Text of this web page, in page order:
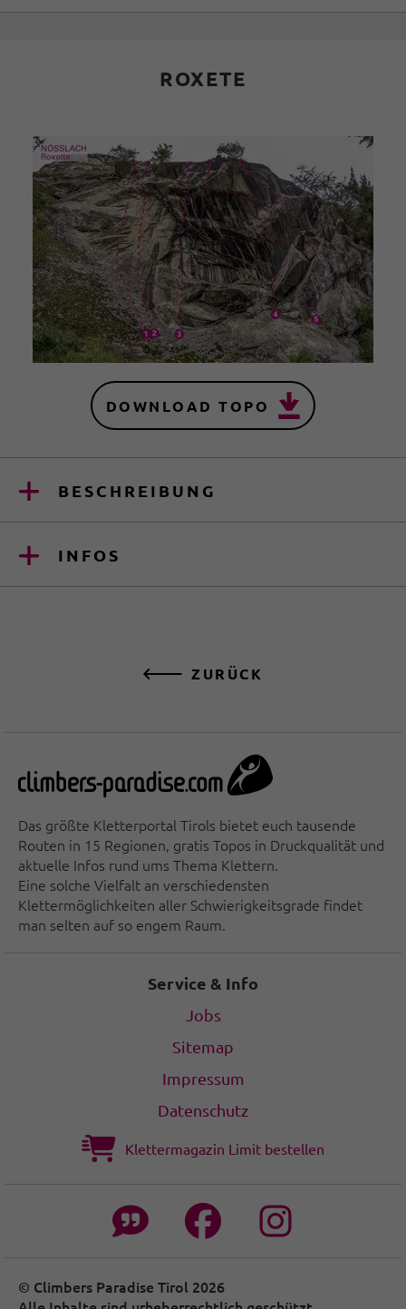
ROXETE
DOWNLOAD TOPO
BESCHREIBUNG
INFOS
ZURÜCK
Das größte Kletterportal Tirols bietet euch tausende
Routen in 15 Regionen, gratis Topos in Druckqualität und
aktuelle Infos rund ums Thema Klettern.
Eine solche Vielfalt an verschiedensten
Klettermöglichkeiten aller Schwierigkeitsgrade findet
man selten auf so engem Raum.
Service & Info
Jobs
Sitemap
Impressum
Datenschutz
Klettermagazin Limit bestellen
© Climbers Paradise Tirol 2026